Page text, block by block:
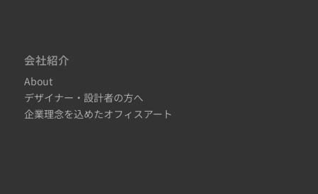
会社紹介
About
デザイナー・設計者の方へ
企業理念を込めたオフィスアート